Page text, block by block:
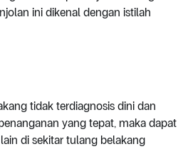
ini dikenal dengan istilah
tidak terdiagnosis dini dan
yang tepat, maka dapat
di sekitar tulang belakang